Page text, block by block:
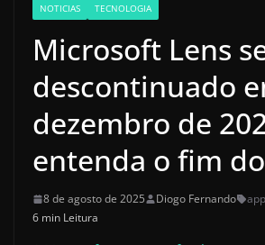
NOTICIAS TECNOLOGIA
Microsoft Lens
descontinuado
dezembro de
entenda o fim
8 de agosto de 2025 Diogo Fernando app
6 min Leitura